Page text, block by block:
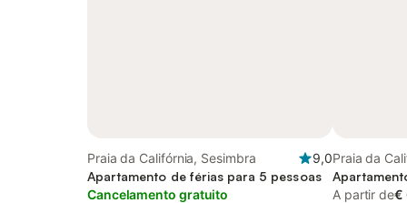
Praia da Califórnia, Sesimbra
9,0
Apartamento de férias para 5 pessoas
Cancelamento gratuito
Praia da
A partir de€